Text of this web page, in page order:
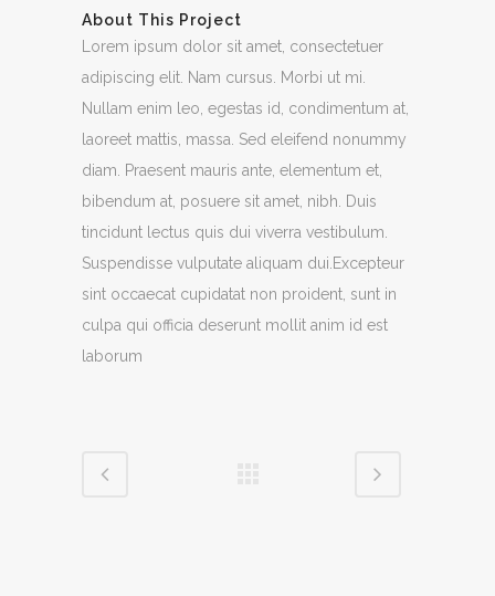
About This Project
Lorem ipsum dolor sit amet, consectetuer
adipiscing elit. Nam cursus. Morbi ut mi.
Nullam enim leo, egestas id, condimentum at,
laoreet mattis, massa. Sed eleifend nonummy
diam. Praesent mauris ante, elementum et,
bibendum at, posuere sit amet, nibh. Duis
tincidunt lectus quis dui viverra vestibulum.
Suspendisse vulputate aliquam dui.Excepteur
sint occaecat cupidatat non proident, sunt in
culpa qui officia deserunt mollit anim id est
laborum